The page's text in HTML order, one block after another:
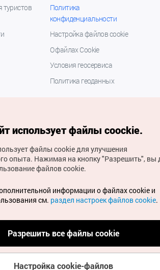
туристов
Политика
конфиденциальности
Настройка файлов cookie
О файлах Cookie
Условия геосервиса
Политика геоданных
организация туризма Кореи Все
ошибках и проблемах, связанных с
направляйте ваши запросы на
электронной почты
использует файлы coockie.
файлы cookie для улучшения
опыта. Нажимая на кнопку "Разрешить", вы
файлов cookie.
информации о файлах cookie и
см. раздел настроек файлов cookie.
Разрешить все файлы cookie
Настройка cookie-файлов